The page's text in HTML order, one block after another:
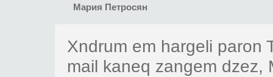
Мария Петросян
Xndrum em hargeli paron
mail kaneq zangem dzez,